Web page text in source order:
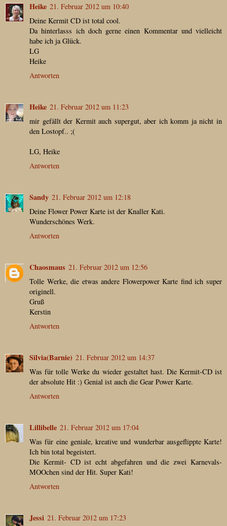
Heike 21. Februar 2012 um 10:40
Deine Kermit CD ist total cool.
Da hinterlasss ich doch gerne einen Kommentar und vielleicht
habe ich ja Glück.
LG
Heike
Antworten
Heike 21. Februar 2012 um 11:23
mir gefällt der Kermit auch supergut, aber ich komm ja nicht in
den Lostopf.. ;(
LG, Heike
Antworten
Sandy 21. Februar 2012 um 12:18
Deine Flower Power Karte ist der Knaller Kati.
Wunderschönes Werk.
Antworten
Chaosmaus 21. Februar 2012 um 12:56
Tolle Werke, die etwas andere Flowerpower Karte find ich super
originell.
Gruß
Kerstin
Antworten
Silvia(Barnie) 21. Februar 2012 um 14:37
Was für tolle Werke du wieder gestaltet hast. Die Kermit-CD ist
der absolute Hit :) Genial ist auch die Gear Power Karte.
Antworten
Lillibelle 21. Februar 2012 um 17:04
Was für eine geniale, kreative und wunderbar ausgeflippte Karte!
Ich bin total begeistert.
Die Kermit- CD ist echt abgefahren und die zwei Karnevals-
MOOchen sind der Hit. Super Kati!
Antworten
Jessi 21. Februar 2012 um 17:23